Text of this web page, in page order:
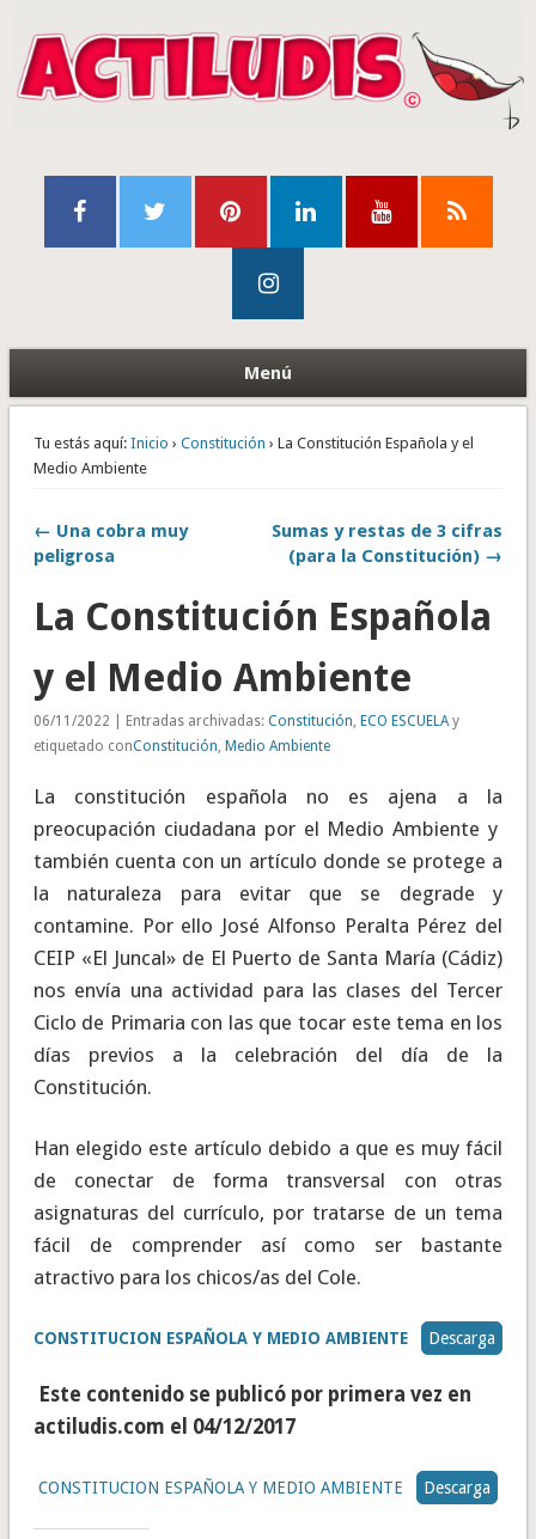
Menú
Tu estás aquí: Inicio › Constitución › La Constitución Española y el
Medio Ambiente
← Una cobra muy
peligrosa
Sumas y restas de 3 cifras
(para la Constitución) →
La Constitución Española
y el Medio Ambiente
06/11/2022 | Entradas archivadas: Constitución, ECO ESCUELAy
etiquetado conConstitución, Medio Ambiente
La constitución española no es ajena a la
preocupación ciudadana por el Medio Ambiente y
también cuenta con un artículo donde se protege a
la naturaleza para evitar que se degrade y
contamine. Por ello José Alfonso Peralta Pérez del
CEIP «El Juncal» de El Puerto de Santa María (Cádiz)
nos envía una actividad para las clases del Tercer
Ciclo de Primaria con las que tocar este tema en los
días previos a la celebración del día de la
Constitución.
Han elegido este artículo debido a que es muy fácil
de conectar de forma transversal con otras
asignaturas del currículo, por tratarse de un tema
fácil de comprender así como ser bastante
atractivo para los chicos/as del Cole.
CONSTITUCION ESPAÑOLA Y MEDIO AMBIENTE Descarga
Este contenido se publicó por primera vez en
actiludis.com el 04/12/2017
CONSTITUCION ESPAÑOLA Y MEDIO AMBIENTE Descarga